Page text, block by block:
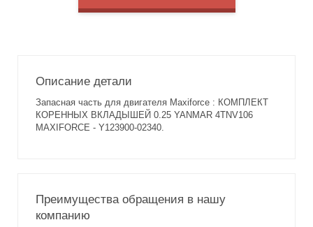
Описание детали
Запасная часть для двигателя Maxiforce : КОМПЛЕКТ
КОРЕННЫХ ВКЛАДЫШЕЙ 0.25 YANMAR 4TNV106
MAXIFORCE - Y123900-02340.
Преимущества обращения в нашу
компанию